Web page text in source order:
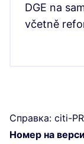
DGE na
včetně
Справка: citi-
Номер на